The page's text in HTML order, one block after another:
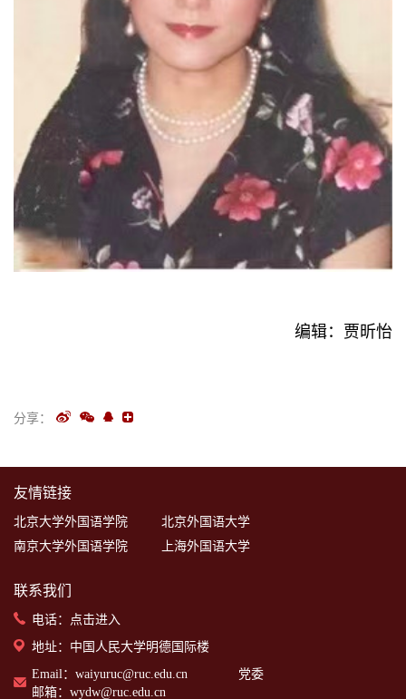
编辑：贾昕怡
分享：
友情链接
北京大学外国语学院
北京外国语大学
南京大学外国语学院
上海外国语大学
联系我们
电话： 点击进入
地址：中国人民大学明德国际楼
Email：waiyuruc@ruc.edu.cn 党委
邮箱：wydw@ruc.edu.cn